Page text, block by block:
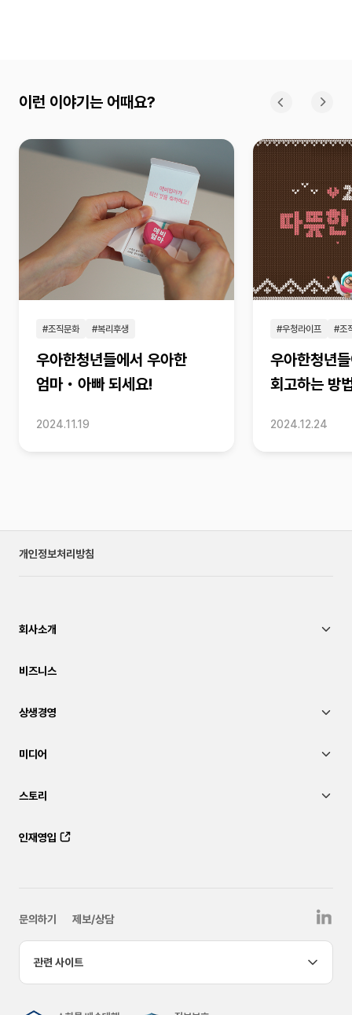
이런 이야기는 어때요?
#조직문화 #복리후생
우아한청년들에서 우아한
엄마・아빠 되세요!
2024.11.19
#우청라이프 #조
우아한청년
회고하는 방
2024.12.24
개인정보처리방침
회사소개
비즈니스
상생경영
미디어
스토리
인재영입
문의하기 제보/상담
관련 사이트